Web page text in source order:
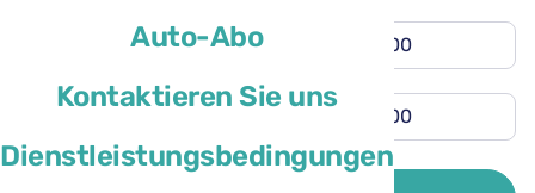
Auto-Abo
Kontaktieren Sie uns
Dienstleistungsbedingungen
Das Wohnsitzland des Fahrers ist